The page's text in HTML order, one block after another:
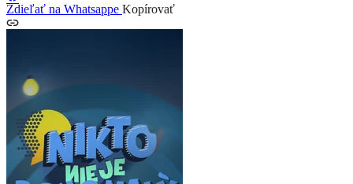
Zdieľať na Whatsappe Kopírovať